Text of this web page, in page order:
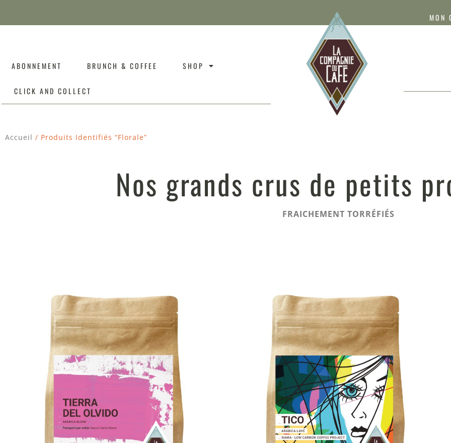
MON
ABONNEMENT BRUNCH & COFFEE SHOP
CLICK AND COLLECT
Accueil / Produits Identifiés “florale”
Nos grands crus de petits
FRAICHEMENT TORRÉFIÉS